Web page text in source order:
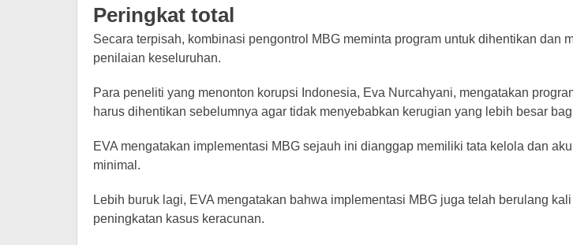
Peringkat total
Secara terpisah, kombinasi pengontrol MBG meminta program untuk dihentikan dan
penilaian keseluruhan.
Para peneliti yang menonton korupsi Indonesia, Eva Nurcahyani, mengatakan
harus dihentikan sebelumnya agar tidak menyebabkan kerugian yang lebih besar
EVA mengatakan implementasi MBG sejauh ini dianggap memiliki tata kelola dan
minimal.
Lebih buruk lagi, EVA mengatakan bahwa implementasi MBG juga telah berulang
peningkatan kasus keracunan.